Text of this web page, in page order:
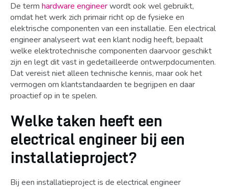
De term hardware engineerwordt ook wel gebruikt,
omdat het werk zich primair richt op de fysieke en
elektrische componenten van een installatie. Een electrical
engineer analyseert wat een klant nodig heeft, bepaalt
welke elektrotechnische componenten daarvoor geschikt
zijn en legt dit vast in gedetailleerde ontwerpdocumenten.
Dat vereist niet alleen technische kennis, maar ook het
vermogen om klantstandaarden te begrijpen en daar
proactief op in te spelen.
Welke taken heeft een
electrical engineer bij een
installatieproject?
Bij een installatieproject is de electrical engineer